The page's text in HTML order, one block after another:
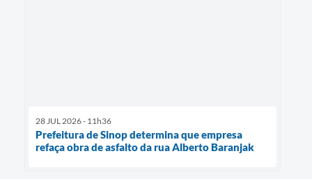
28 JUL 2026 - 11h36
Prefeitura de Sinop determina que empresa
refaça obra de asfalto da rua Alberto Baranjak